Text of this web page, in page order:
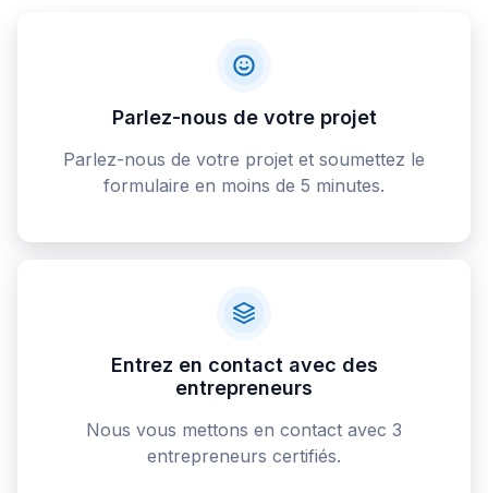
Parlez-nous de votre projet
Parlez-nous de votre projet et soumettez le
formulaire en moins de 5 minutes.
Entrez en contact avec des
entrepreneurs
Nous vous mettons en contact avec 3
entrepreneurs certifiés.